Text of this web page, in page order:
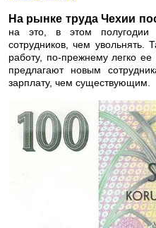
На рынке труда Чехии
на это, в этом полугодии
сотрудников, чем увольнять.
работу, по-прежнему легко
предлагают новым
зарплату, чем существующим.